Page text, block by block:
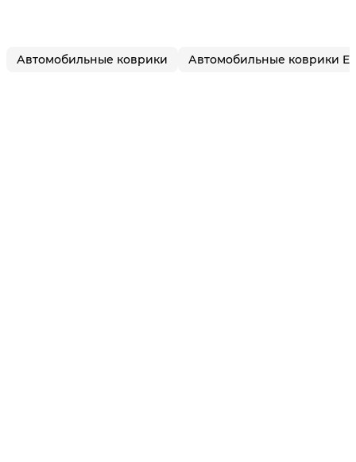
Автомобильные коврики Автомобильные коврики